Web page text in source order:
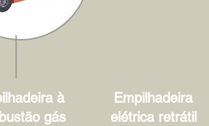
à
gás
Empilhadeira
elétrica retrátil